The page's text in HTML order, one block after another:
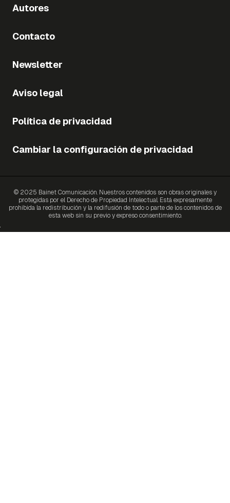
Autores
Contacto
Newsletter
Aviso legal
Política de privacidad
Cambiar la configuración de privacidad
© 2025 Bainet Comunicación. Nuestros contenidos son obras originales y
protegidas por el Derecho de Propiedad Intelectual. Está expresamente
prohibida la redistribución y la redifusión de todo o parte de los contenidos de
esta web sin su previo y expreso consentimiento.